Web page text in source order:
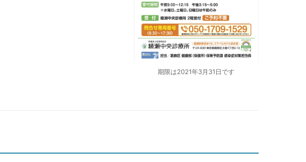
期限は2021年3月31日です